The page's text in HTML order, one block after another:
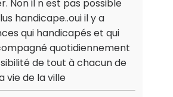
Non il n est pas possible
handicape..oui il y a
qui handicapés et qui
quotidiennement
de tout à chacun de
vie de la ville